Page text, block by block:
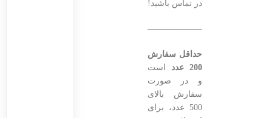
در تماس باشید!
———————————————–
حداقل سفارش
200 عدد
است
و در صورت
سفارش بالای
500 عدد، برای